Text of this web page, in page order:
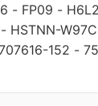
- FP09 -
- HSTNN-W97C
152 -